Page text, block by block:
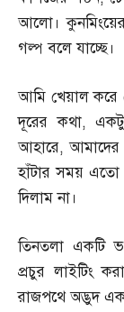
আলো। কুনমিংয়ের
গল্প বলে যাচ্ছে।
আমি খেয়াল করে
দূরের কথা,
আহারে,আমাদের
হাঁটার সময় এতো
দিলাম না।
তিনতলা একটি
প্রচুর লাইটিং
রাজপথে অদ্ভুদ